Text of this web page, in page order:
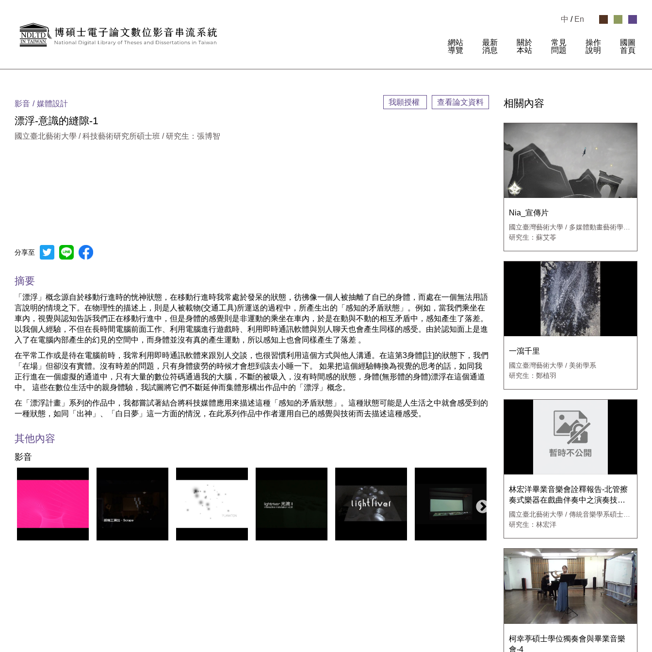
網站
導覽
最新
消息
關於
本站
常見
問題
操作
說明
國圖
首頁
中 / En
影音 媒體設計
漂浮-意識的縫隙-1
國立臺北藝術大學 / 科技藝術研究所碩士班 / 研究生：張博智
我願授權 查看論文資料
分享至
摘要
「漂浮」概念源自於移動行進時的恍神狀態，在移動行進時我常處於發呆的狀態，彷彿像一個人被抽離了自已的身體，而處在一個無法用語
言說明的情境之下。在物理性的描述上，則是人被載物(交通工具)所運送的過程中，所產生出的「感知的矛盾狀態」。例如，當我們乘坐在
車內，視覺與認知告訴我們正在移動行進中，但是身體的感覺則是非運動的乘坐在車內，於是在動與不動的相互矛盾中，感知產生了落差。
以我個人經驗，不但在長時間電腦前面工作、利用電腦進行遊戲時、利用即時通訊軟體與別人聊天也會產生同樣的感受。由於認知面上是進
入了在電腦內部產生的幻見的空間中，而身體並沒有真的產生運動，所以感知上也會同樣產生了落差 。
在平常工作或是待在電腦前時，我常利用即時通訊軟體來跟別人交談，也很習慣利用這個方式與他人溝通。在這第3身體[註]的狀態下，我們
「在場」但卻沒有實體。沒有時差的問題，只有身體疲勞的時候才會想到該去小睡一下。 如果把這個經驗轉換為視覺的思考的話，如同我
正行進在一個虛擬的通道中，只有大量的數位符碼通過我的大腦，不斷的被吸入，沒有時間感的狀態，身體(無形體的身體)漂浮在這個通道
中。 這些在數位生活中的親身體驗，我試圖將它們不斷延伸而集體形構出作品中的「漂浮」概念。
在「漂浮計畫」系列的作品中，我都嘗試著結合將科技媒體應用來描述這種「感知的矛盾狀態」。這種狀態可能是人生活之中就會感受到的
一種狀態，如同「出神」、「白日夢」這一方面的情況，在此系列作品中作者運用自已的感覺與技術而去描述這種感受。
其他內容
影音
相關內容
Nia_宣傳片
國立臺灣藝術大學 / 多媒體動畫藝術學系
動畫藝術碩士班
研究生：蘇艾苓
一瀉千里
國立臺灣藝術大學 / 美術學系
研究生：鄭植羽
林宏洋畢業音樂會詮釋報告-北管擦
奏式樂器在戲曲伴奏中之演奏技法
與詮釋2
國立臺北藝術大學 / 傳統音樂學系碩士班
演奏組
研究生：林宏洋
柯幸葶碩士學位獨奏會與畢業音樂
會-4